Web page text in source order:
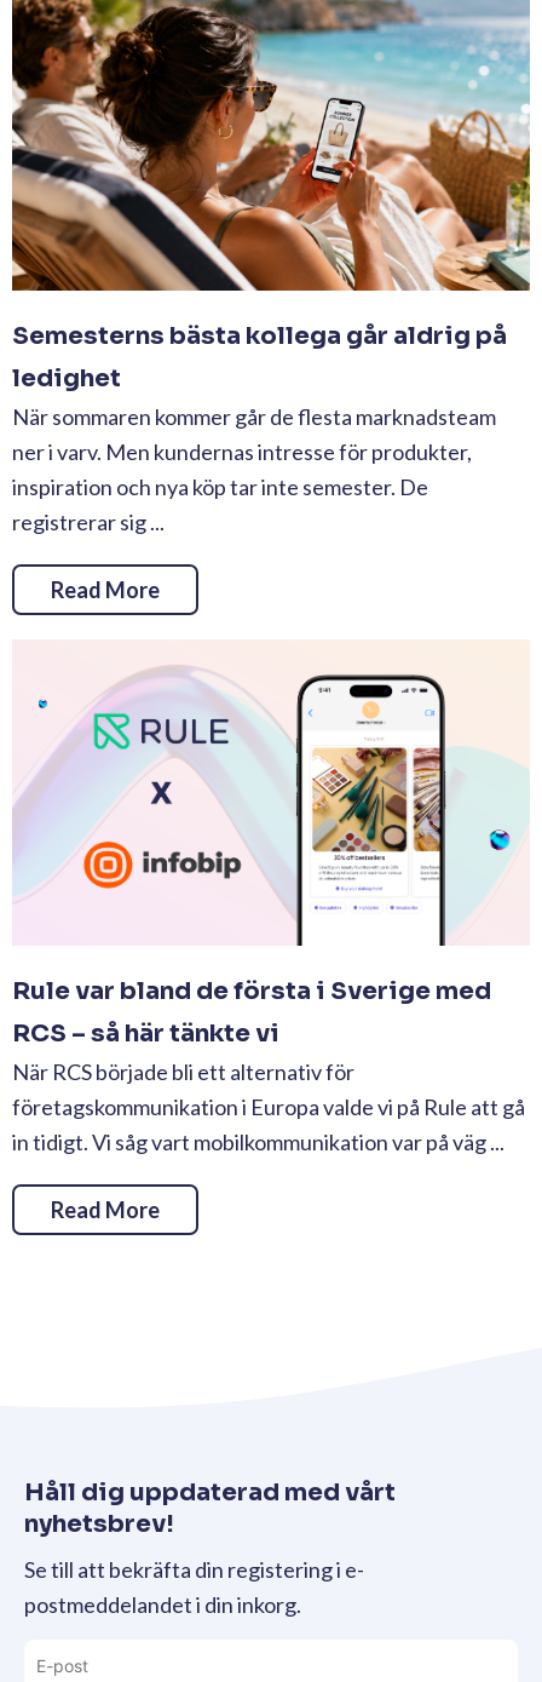
Semesterns bästa kollega går aldrig på
ledighet
När sommaren kommer går de flesta marknadsteam
ner i varv. Men kundernas intresse för produkter,
inspiration och nya köp tar inte semester. De
registrerar sig ...
Read More
Rule var bland de första i Sverige med
RCS – så här tänkte vi
När RCS började bli ett alternativ för
företagskommunikation i Europa valde vi på Rule att gå
in tidigt. Vi såg vart mobilkommunikation var på väg ...
Read More
Håll dig uppdaterad med vårt
nyhetsbrev!
Se till att bekräfta din registering i e-
postmeddelandet i din inkorg.